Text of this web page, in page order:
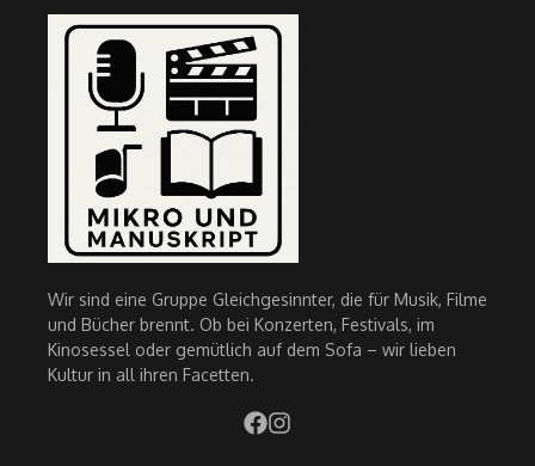
Wir sind eine Gruppe Gleichgesinnter, die für Musik, Filme
und Bücher brennt. Ob bei Konzerten, Festivals, im
Kinosessel oder gemütlich auf dem Sofa – wir lieben
Kultur in all ihren Facetten.